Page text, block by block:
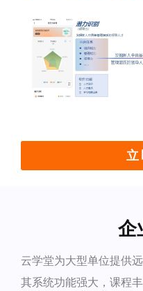
立
企
云学堂为大型单位提供
其系统功能强大，课程